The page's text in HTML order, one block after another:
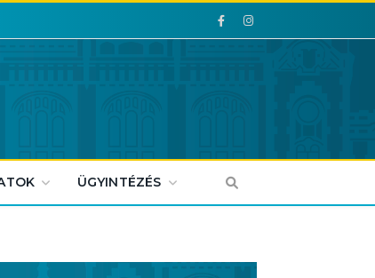
Facebook
Facebook
ÜGYINTÉZÉS